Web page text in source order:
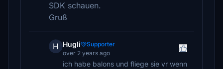
SDK schauen.
Gruß
H Hugli
Supporter
over 2 years ago
ich habe balons und fliege sie vr wenn